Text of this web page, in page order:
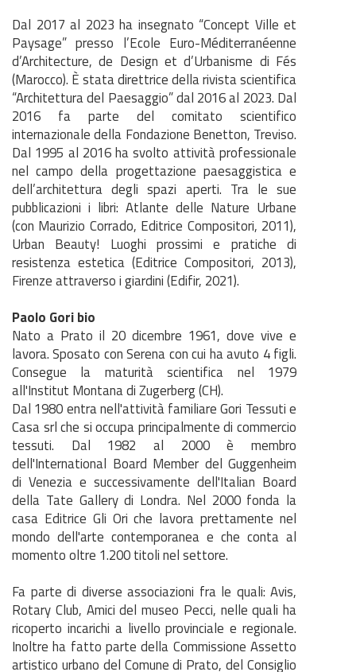
Dal 2017 al 2023 ha insegnato “Concept Ville et
Paysage” presso l’Ecole Euro-Méditerranéenne
d’Architecture, de Design et d’Urbanisme di Fés
(Marocco). È stata direttrice della rivista scientifica
“Architettura del Paesaggio” dal 2016 al 2023. Dal
2016 fa parte del comitato scientifico
internazionale della Fondazione Benetton, Treviso.
Dal 1995 al 2016 ha svolto attività professionale
nel campo della progettazione paesaggistica e
dell’architettura degli spazi aperti. Tra le sue
pubblicazioni i libri: Atlante delle Nature Urbane
(con Maurizio Corrado, Editrice Compositori, 2011),
Urban Beauty! Luoghi prossimi e pratiche di
resistenza estetica (Editrice Compositori, 2013),
Firenze attraverso i giardini (Edifir, 2021).
Paolo Gori bio
Nato a Prato il 20 dicembre 1961, dove vive e
lavora. Sposato con Serena con cui ha avuto 4 figli.
Consegue la maturità scientifica nel 1979
all'Institut Montana di Zugerberg (CH).
Dal 1980 entra nell'attività familiare Gori Tessuti e
Casa srl che si occupa principalmente di commercio
tessuti. Dal 1982 al 2000 è membro
dell'International Board Member del Guggenheim
di Venezia e successivamente dell'Italian Board
della Tate Gallery di Londra. Nel 2000 fonda la
casa Editrice Gli Ori che lavora prettamente nel
mondo dell'arte contemporanea e che conta al
momento oltre 1.200 titoli nel settore.
Fa parte di diverse associazioni fra le quali: Avis,
Rotary Club, Amici del museo Pecci, nelle quali ha
ricoperto incarichi a livello provinciale e regionale.
Inoltre ha fatto parte della Commissione Assetto
artistico urbano del Comune di Prato, del Consiglio